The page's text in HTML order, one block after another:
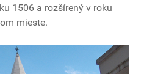
1506 a rozšírený v roku
mieste.